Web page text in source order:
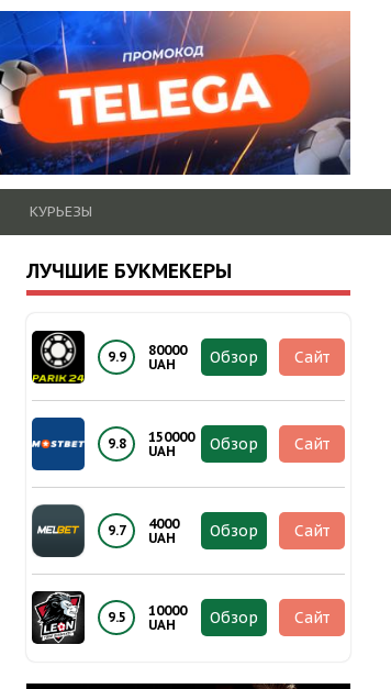
КУРЬЕЗЫ
ЛУЧШИЕ БУКМЕКЕРЫ
9.9
80000
UAH
Обзор Сайт
9.8
150000
UAH
Обзор Сайт
9.7
4000
UAH
Обзор Сайт
9.5
10000
UAH
Обзор Сайт